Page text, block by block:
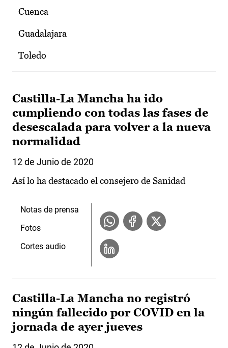
Cuenca
Guadalajara
Toledo
Castilla-La Mancha ha ido
cumpliendo con todas las fases de
desescalada para volver a la nueva
normalidad
12 de Junio de 2020
Así lo ha destacado el consejero de Sanidad
Notas de prensa
Fotos
Cortes audio
Castilla-La Mancha no registró
ningún fallecido por COVID en la
jornada de ayer jueves